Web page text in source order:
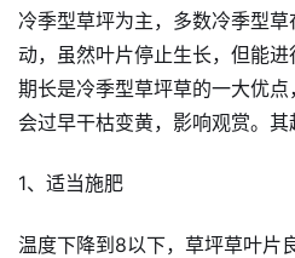
冷季型草坪为主，多数冷季型
动，虽然叶片停止生长，但能
期长是冷季型草坪草的一大优
会过早干枯变黄，影响观赏。其
1、适当施肥
温度下降到8以下，草坪草叶片